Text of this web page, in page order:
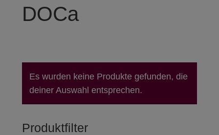
DOCa
Es wurden keine Produkte gefunden, die
deiner Auswahl entsprechen.
Produktfilter